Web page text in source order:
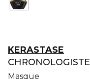
KERASTASE
CHRONOLOGISTE
Masque